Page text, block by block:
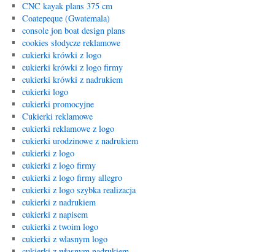
CNC kayak plans 375 cm
Coatepeque (Gwatemala)
console jon boat design plans
cookies słodycze reklamowe
cukierki krówki z logo
cukierki krówki z logo firmy
cukierki krówki z nadrukiem
cukierki logo
cukierki promocyjne
Cukierki reklamowe
cukierki reklamowe z logo
cukierki urodzinowe z nadrukiem
cukierki z logo
cukierki z logo firmy
cukierki z logo firmy allegro
cukierki z logo szybka realizacja
cukierki z nadrukiem
cukierki z napisem
cukierki z twoim logo
cukierki z wlasnym logo